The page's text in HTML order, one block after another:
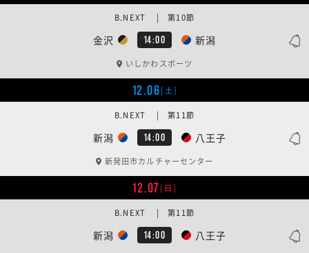
金沢 14:00 新潟
B.NEXT | 第10節
いしかわスポーツ
12.06[土]
新潟 14:00 八王子
B.NEXT | 第11節
新発田市カルチャーセンター
12.07[日]
新潟 14:00 八王子
B.NEXT | 第11節